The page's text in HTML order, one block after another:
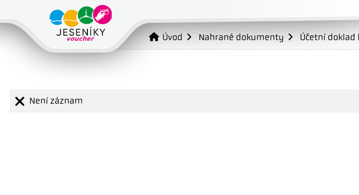
Úvod Nahrané dokumenty Účetní
Není záznam